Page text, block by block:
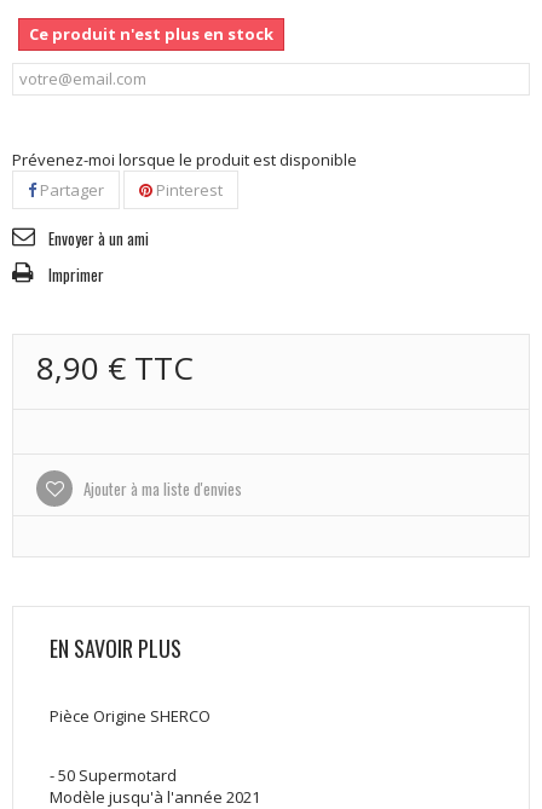
Ce produit n'est plus en stock
Prévenez-moi lorsque le produit est disponible
Partager
Pinterest
Envoyer à un ami
Imprimer
8,90 € TTC
Ajouter à ma liste d'envies
EN SAVOIR PLUS
Pièce Origine SHERCO
- 50 Supermotard
Modèle jusqu'à l'année 2021